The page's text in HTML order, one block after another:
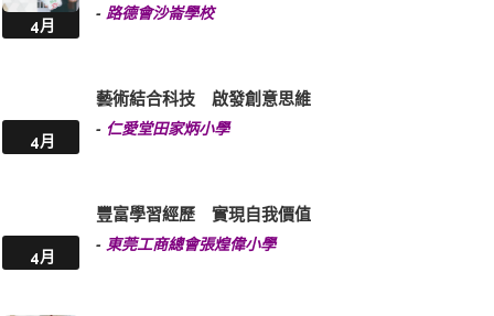
4月
- 路德會沙崙學校
4月
藝術結合科技 啟發創意思維
- 仁愛堂田家炳小學
4月
豐富學習經歷 實現自我價值
- 東莞工商總會張煌偉小學